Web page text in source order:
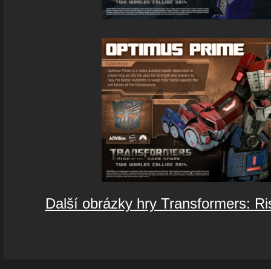
Další obrázky hry Transformers: